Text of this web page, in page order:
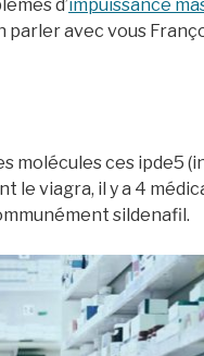
d’impuissance
parler avec vous
molécules ces ipde5
le viagra, il y a 4
sildenafil.